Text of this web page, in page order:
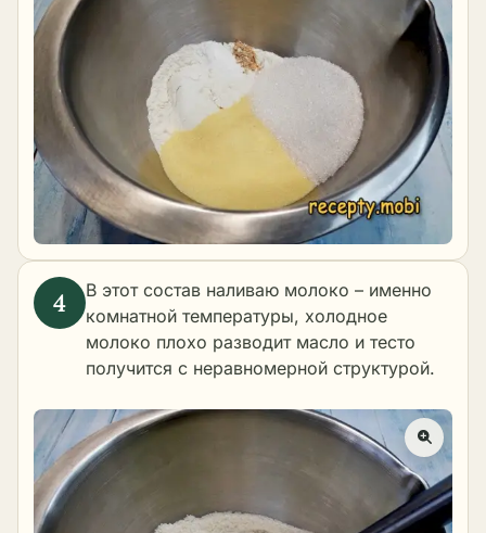
В этот состав наливаю молоко – именно
комнатной температуры, холодное
молоко плохо разводит масло и тесто
получится с неравномерной структурой.